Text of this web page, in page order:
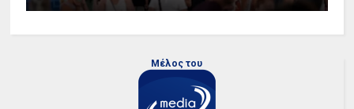
Μέλος του